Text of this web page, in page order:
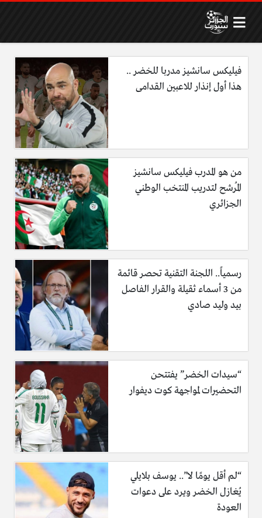
فيليكس سانشيز مدربا للخضر ..
هذا أول إنذار للاعبين القدامى
من هو المدرب فيليكس سانشيز
المُرشح لتدريب المنتخب الوطني
الجزائري
رسمياً.. اللجنة التقنية تحصر قائمة
من 3 أسماء ثقيلة والقرار الفاصل
بيد وليد صادي
“سيدات الخضر” يفتتحن
التحضيرات لمواجهة كوت ديفوار
“لم أقل يومًا لا”.. يوسف بلايلي
يُغازل الخضر ويرد على دعوات
العودة